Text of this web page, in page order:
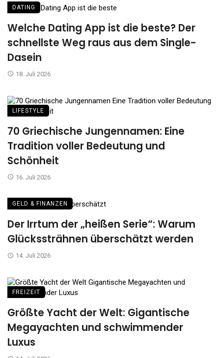
DATING
Welche Dating App ist die beste? Der
schnellste Weg raus aus dem Single-
Dasein
18. Juli 2026
LIFESTYLE
70 Griechische Jungennamen: Eine
Tradition voller Bedeutung und
Schönheit
16. Juli 2026
GELD & FINANZEN
Der Irrtum der „heißen Serie“: Warum
Glückssträhnen überschätzt werden
14. Juli 2026
FREIZEIT
Größte Yacht der Welt: Gigantische
Megayachten und schwimmender
Luxus